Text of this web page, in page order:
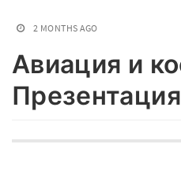
2 MONTHS AGO
Авиация и
Презентация